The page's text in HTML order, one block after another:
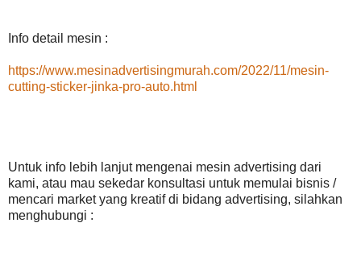
Info detail mesin :
https://www.mesinadvertisingmurah.com/2022/11/mesin-
cutting-sticker-jinka-pro-auto.html
Untuk info lebih lanjut mengenai mesin advertising dari
kami, atau mau sekedar konsultasi untuk memulai bisnis /
mencari market yang kreatif di bidang advertising, silahkan
menghubungi :